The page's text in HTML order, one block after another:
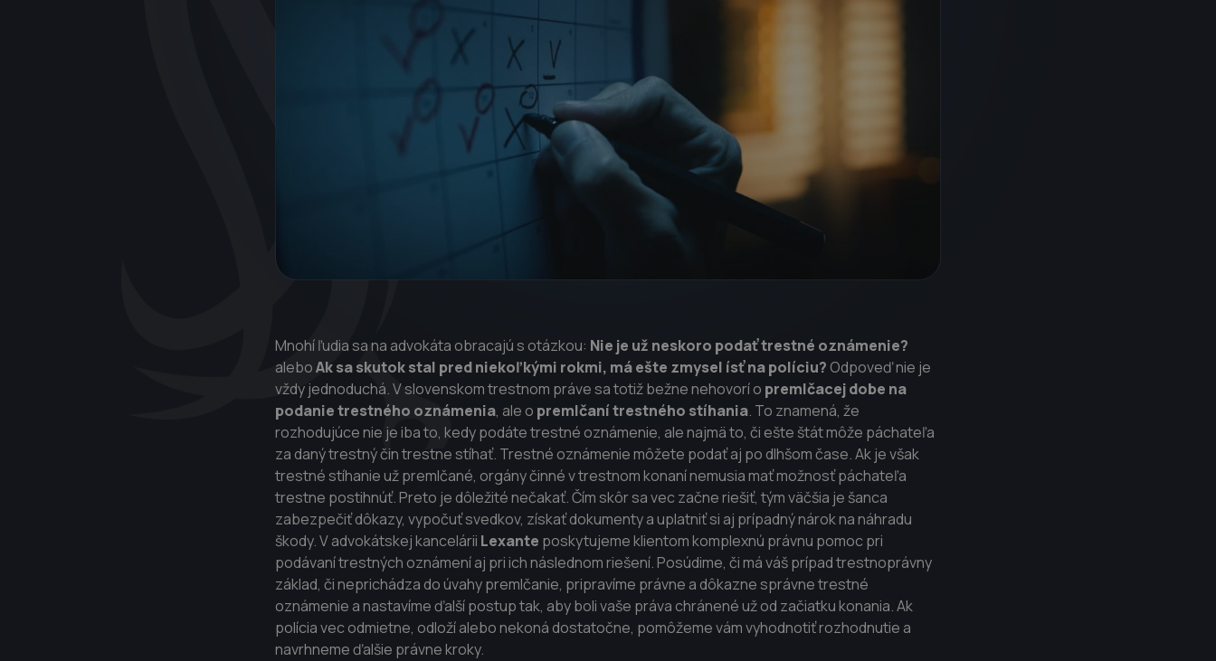
Mnohí ľudia sa na advokáta obracajú s otázkou: Nie je už neskoro podať trestné oznámenie?
aleboAk sa skutok stal pred niekoľkými rokmi, má ešte zmysel ísť na políciu? Odpoveď nie je
vždy jednoduchá. V slovenskom trestnom práve sa totiž bežne nehovorí o premlčacej dobe na
podanie trestného oznámenia, ale o premlčaní trestného stíhania. To znamená, že
rozhodujúce nie je iba to, kedy podáte trestné oznámenie, ale najmä to, či ešte štát môže páchateľa
za daný trestný čin trestne stíhať. Trestné oznámenie môžete podať aj po dlhšom čase. Ak je však
trestné stíhanie už premlčané, orgány činné v trestnom konaní nemusia mať možnosť páchateľa
trestne postihnúť. Preto je dôležité nečakať. Čím skôr sa vec začne riešiť, tým väčšia je šanca
zabezpečiť dôkazy, vypočuť svedkov, získať dokumenty a uplatniť si aj prípadný nárok na náhradu
škody. V advokátskej kancelárii Lexante poskytujeme klientom komplexnú právnu pomoc pri
podávaní trestných oznámení aj pri ich následnom riešení. Posúdime, či má váš prípad trestnoprávny
základ, či neprichádza do úvahy premlčanie, pripravíme právne a dôkazne správne trestné
oznámenie a nastavíme ďalší postup tak, aby boli vaše práva chránené už od začiatku konania. Ak
polícia vec odmietne, odloží alebo nekoná dostatočne, pomôžeme vám vyhodnotiť rozhodnutie a
navrhneme ďalšie právne kroky.